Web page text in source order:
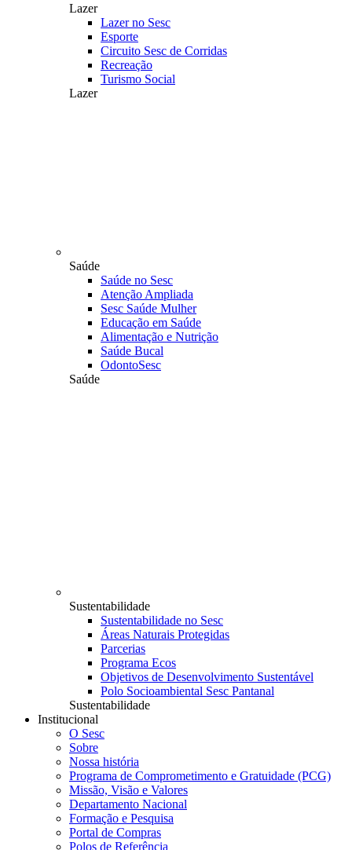
Lazer
Lazer no Sesc
Esporte
Circuito Sesc de Corridas
Recreação
Turismo Social
Lazer
Saúde
Saúde no Sesc
Atenção Ampliada
Sesc Saúde Mulher
Educação em Saúde
Alimentação e Nutrição
Saúde Bucal
OdontoSesc
Saúde
Sustentabilidade
Sustentabilidade no Sesc
Áreas Naturais Protegidas
Parcerias
Programa Ecos
Objetivos de Desenvolvimento Sustentável
Polo Socioambiental Sesc Pantanal
Sustentabilidade
Institucional
O Sesc
Sobre
Nossa história
Programa de Comprometimento e Gratuidade (PCG)
Missão, Visão e Valores
Departamento Nacional
Formação e Pesquisa
Portal de Compras
Polos de Referência